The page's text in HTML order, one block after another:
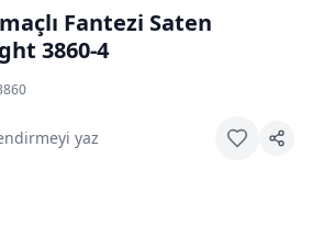
Fantezi Saten
3860-4
yaz